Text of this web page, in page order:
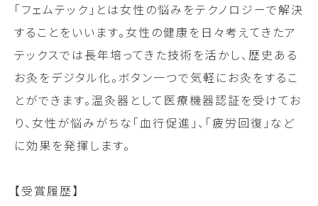
「フェムテック」とは女性の悩みをテクノロジーで解決
することをいいます。女性の健康を日々考えてきたア
テックスでは長年培ってきた技術を活かし、歴史ある
お灸をデジタル化。ボタン一つで気軽にお灸をするこ
とができます。温灸器として医療機器認証を受けてお
り、女性が悩みがちな「血行促進」、「疲労回復」など
に効果を発揮します。
【受賞履歴】